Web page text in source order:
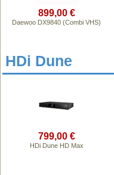
899,00 €
Daewoo DX9840 (Combi VHS)
HDi Dune
799,00 €
HDi Dune HD Max